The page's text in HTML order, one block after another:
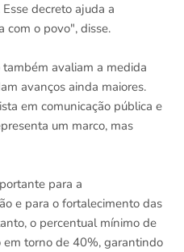
decreto ajuda a
com o povo", disse.
também avaliam a medida
avanços ainda maiores.
em comunicação pública e
um marco, mas
para a
e para o fortalecimento das
o percentual mínimo de
torno de 40%, garantindo